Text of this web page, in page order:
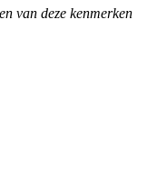
van deze kenmerken